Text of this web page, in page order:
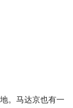
。马达京也有一